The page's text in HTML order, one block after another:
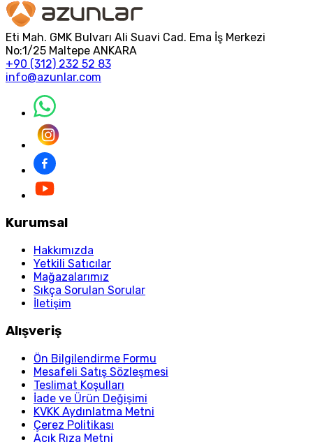
Eti Mah. GMK Bulvarı Ali Suavi Cad. Ema İş Merkezi
No:1/25 Maltepe ANKARA
+90 (312) 232 52 83
info@azunlar.com
Kurumsal
Hakkımızda
Yetkili Satıcılar
Mağazalarımız
Sıkça Sorulan Sorular
İletişim
Alışveriş
Ön Bilgilendirme Formu
Mesafeli Satış Sözleşmesi
Teslimat Koşulları
İade ve Ürün Değişimi
KVKK Aydınlatma Metni
Çerez Politikası
Açık Rıza Metni